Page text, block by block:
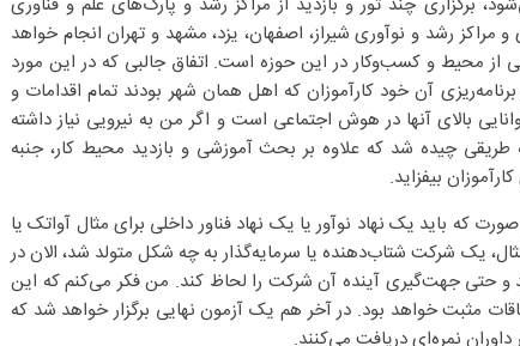
مراکز رشد و نوآوری شیراز، اصفهان، یزد، مشهد و تهران انجام خواهد
محیط و کسب‌وکار در این حوزه است. اتفاق جالبی که در این مورد
آن خود کارآموزان که اهل همان شهر بودند تمام اقدامات و
بالای آنها در هوش اجتماعی است و اگر من به نیرویی نیاز داشته
طریقی چیده شد که علاوه بر بحث آموزشی و بازدید محیط کار، جنبه
بیفزاید.
که باید یک نهاد نوآور یا یک نهاد فناور داخلی برای مثال آواتک یا
یک شرکت شتاب‌دهنده یا سرمایه‌گذار به چه شکل متولد شد، الان در
حتی جهت‌گیری آینده آن شرکت را لحاظ کند. من فکر می‌کنم که این
مثبت خواهد بود. در آخر هم یک آزمون نهایی برگزار خواهد شد که
داوران نمره‌ای دریافت می‌کنند.